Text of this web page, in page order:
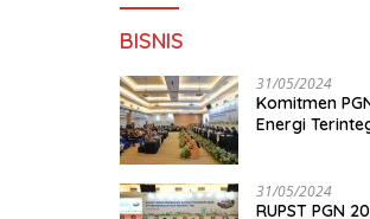
BISNIS
31/05/2024
Komitmen
Energi
31/05/2024
RUPST PGN